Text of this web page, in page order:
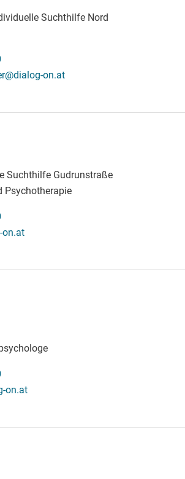
Suchthilfe Nord
on.at
Suchthilfe Gudrunstraße
Psychotherapie
on.at
on.at